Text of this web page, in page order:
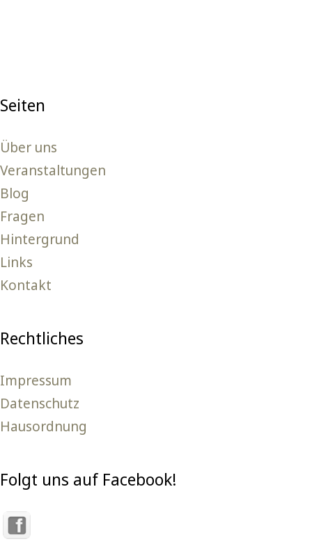
Seiten
Über uns
Veranstaltungen
Blog
Fragen
Hintergrund
Links
Kontakt
Rechtliches
Impressum
Datenschutz
Hausordnung
Folgt uns auf Facebook!